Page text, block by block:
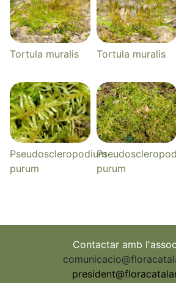
Tortula muralis Tortula muralis
Pseudoscleropodium
purum
purum
Contactar amb